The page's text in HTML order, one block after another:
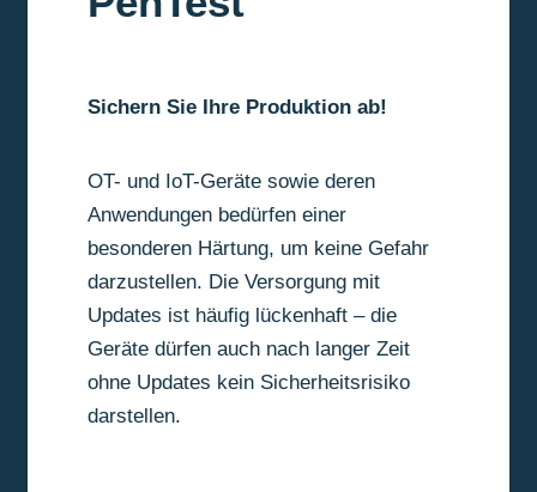
Sichern Sie Ihre Produktion ab!
OT- und IoT-Geräte sowie deren
Anwendungen bedürfen einer
besonderen Härtung, um keine Gefahr
darzustellen. Die Versorgung mit
Updates ist häufig lückenhaft – die
Geräte dürfen auch nach langer Zeit
ohne Updates kein Sicherheitsrisiko
darstellen.